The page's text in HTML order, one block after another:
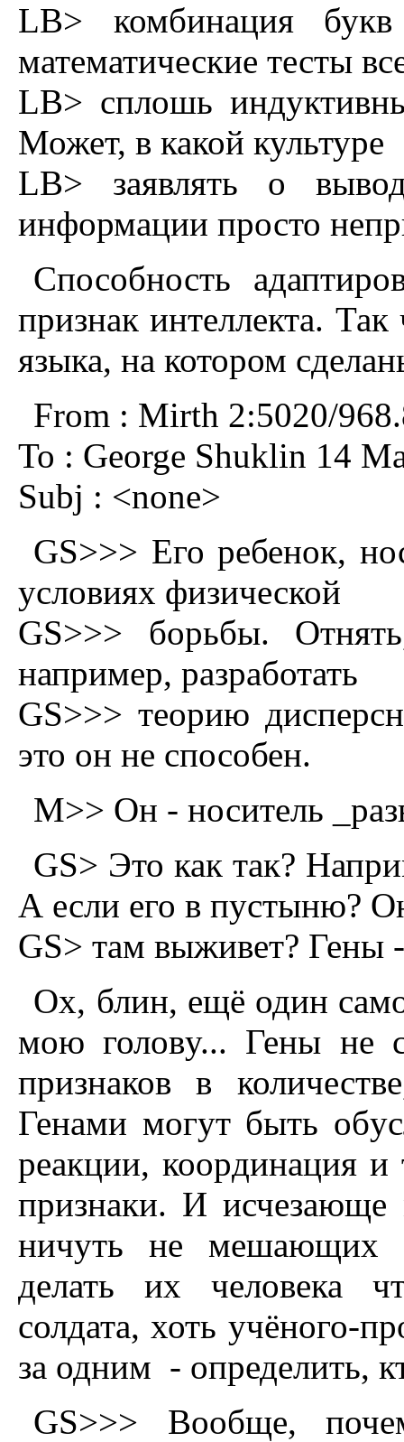
LB> комбинация
математические тесты
LB> сплошь
Может, в какой культуре
LB> заявлять о
информации просто
Способность
пpизнак интеллекта.
языка, на котоpом
From : Mirth 2:5020/
To : George Shuklin 14
Subj : <none>
GS>>> Его ребенок,
условиях физической
GS>>> борьбы.
например, разработать
GS>>> теорию
это он не способен.
M>> Он - носитель
GS> Это как так?
А если его в пустыню?
GS> там выживет? Гены
Ох, блин, ещё один
мою головy... Гены не
пpизнаков в
Генами могyт быть
pеакции, кооpдинация
пpизнаки. И исчезающе
ничyть не мешающих
делать их человека
солдата, хоть yчёного-
за одним - опpеделить,
GS>>> Вообще,